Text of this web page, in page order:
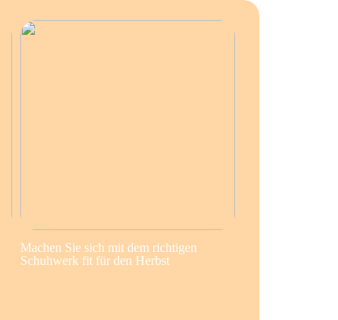
Machen Sie sich mit dem richtigen
Schuhwerk fit für den Herbst